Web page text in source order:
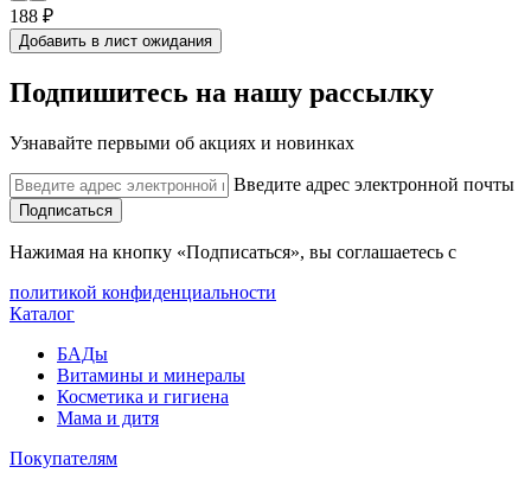
188 ₽
Добавить в лист ожидания
Подпишитесь на нашу рассылку
Узнавайте первыми об акциях и новинках
Введите адрес электронной почты
Подписаться
Нажимая на кнопку «Подписаться», вы соглашаетесь с
политикой конфиденциальности
Каталог
БАДы
Витамины и минералы
Косметика и гигиена
Мама и дитя
Покупателям